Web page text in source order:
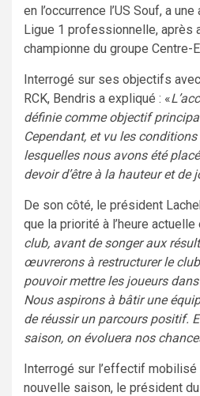
en l’occurrence l’US Souf, a
Ligue 1 professionnelle, après
championne du groupe Centre-
Interrogé sur ses objectifs
RCK, Bendris a expliqué : «
définie comme objectif
Cependant, et vu les
lesquelles nous avons été
devoir d’être à la hauteur et de
De son côté, le président
que la priorité à l’heure actuelle
club, avant de songer aux
œuvrerons à restructurer le
pouvoir mettre les joueurs
Nous aspirons à bâtir une
de réussir un parcours positif.
saison, on évoluera nos
Interrogé sur l’effectif
nouvelle saison, le président